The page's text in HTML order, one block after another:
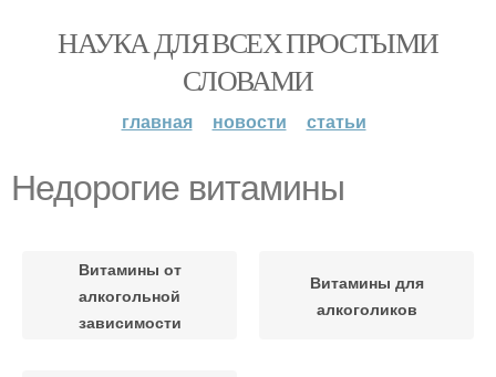
НАУКА ДЛЯ ВСЕХ ПРОСТЫМИ
СЛОВАМИ
главная новости статьи
Недорогие витамины
Витамины от
алкогольной
зависимости
Витамины для
алкоголиков